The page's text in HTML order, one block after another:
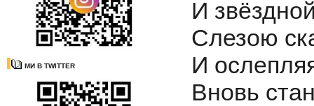
МИ В TWITTER
И
Слезою
И
Вновь